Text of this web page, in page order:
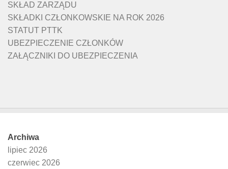
SKŁAD ZARZĄDU
SKŁADKI CZŁONKOWSKIE NA ROK 2026
STATUT PTTK
UBEZPIECZENIE CZŁONKÓW
ZAŁĄCZNIKI DO UBEZPIECZENIA
Archiwa
lipiec 2026
czerwiec 2026